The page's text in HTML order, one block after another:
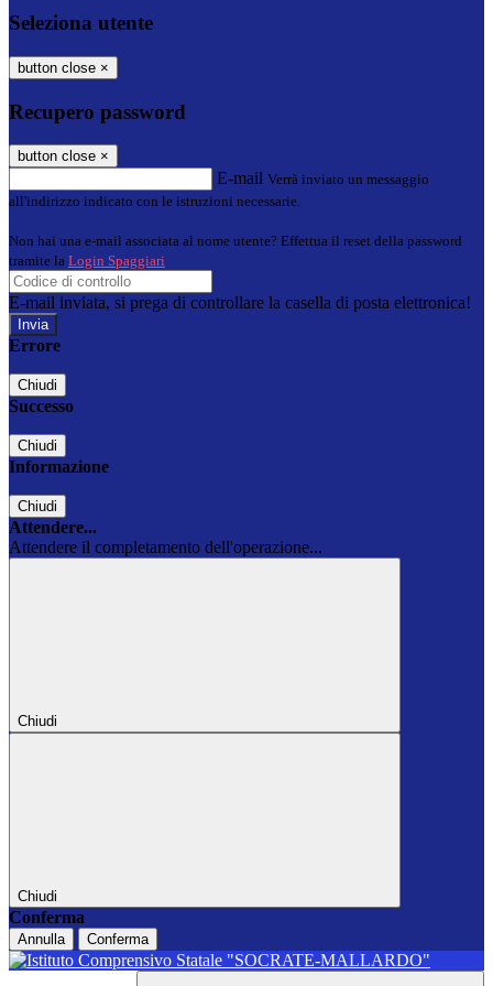
Seleziona utente
button close ×
Recupero password
button close ×
E-mail Verrà inviato un messaggio
all'indirizzo indicato con le istruzioni necessarie.
Non hai una e-mail associata al nome utente? Effettua il reset della password
tramite la Login Spaggiari
E-mail inviata, si prega di controllare la casella di posta elettronica!
Errore
Chiudi
Successo
Chiudi
Informazione
Chiudi
Attendere...
Attendere il completamento dell'operazione...
Chiudi
Chiudi
Conferma
Annulla Conferma